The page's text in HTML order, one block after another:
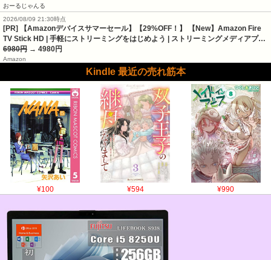
おーるじゃんる
2026/08/09 21:30時点
[PR] 【Amazonデバイスサマーセール】【29%OFF！】 【New】Amazon Fire
TV Stick HD | 手軽にストリーミングをはじめよう | ストリーミングメディアプ…
6980円 → 4980円
Amazon
Kindle 最近の売れ筋本
¥100 ¥594 ¥990